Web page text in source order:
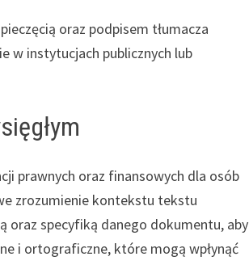
oraz podpisem tłumacza
w instytucjach publicznych lub
prawnych oraz finansowych dla osób
zrozumienie kontekstu tekstu
oraz specyfiką danego dokumentu, aby
i ortograficzne, które mogą wpłynąć